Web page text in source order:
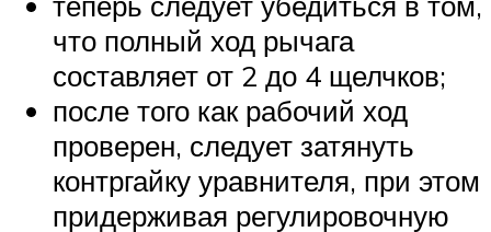
что полный ход рычага
составляет от 2 до 4 щелчков;
после того как рабочий ход
проверен, следует затянуть
контргайку уравнителя, при этом
придерживая регулировочную